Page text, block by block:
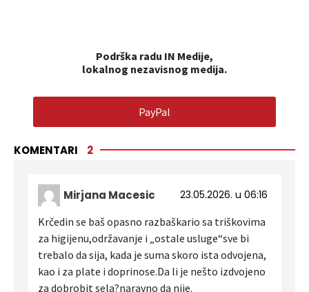
Podrška radu IN Medije,
lokalnog nezavisnog medija.
PayPal
KOMENTARI 2
Mirjana Macesic
23.05.2026. u 06:16
Krčedin se baš opasno razbaškario sa triškovima
za higijenu,održavanje i „ostale usluge“sve bi
trebalo da sija, kada je suma skoro ista odvojena,
kao i za plate i doprinose.Da li je nešto izdvojeno
za dobrobit sela?naravno da nije.